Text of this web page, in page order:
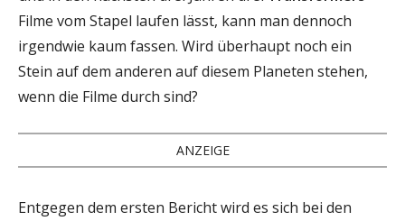
Filme vom Stapel laufen lässt, kann man dennoch
irgendwie kaum fassen. Wird überhaupt noch ein
Stein auf dem anderen auf diesem Planeten stehen,
wenn die Filme durch sind?
ANZEIGE
Entgegen dem ersten Bericht wird es sich bei den